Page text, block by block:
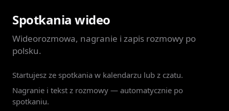
Spotkania wideo
Wideorozmowa, nagranie i zapis rozmowy po
polsku.
Startujesz ze spotkania w kalendarzu lub z czatu.
Nagranie i tekst z rozmowy — automatycznie po
spotkaniu.